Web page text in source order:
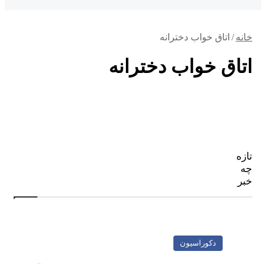
خانه / اتاق خواب دخترانه
اتاق خواب دخترانه
دکوراسیون
تازه
چه
خبر